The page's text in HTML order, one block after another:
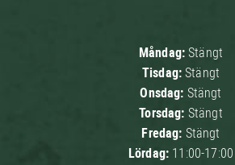
Måndag:Stängt
Tisdag:Stängt
Onsdag: Stängt
Torsdag: Stängt
Fredag: Stängt
Lördag: 11:00-17:00